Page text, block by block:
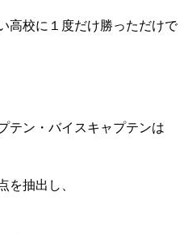
高校に１度だけ勝っただけで
テン・バイスキャプテンは
を抽出し、